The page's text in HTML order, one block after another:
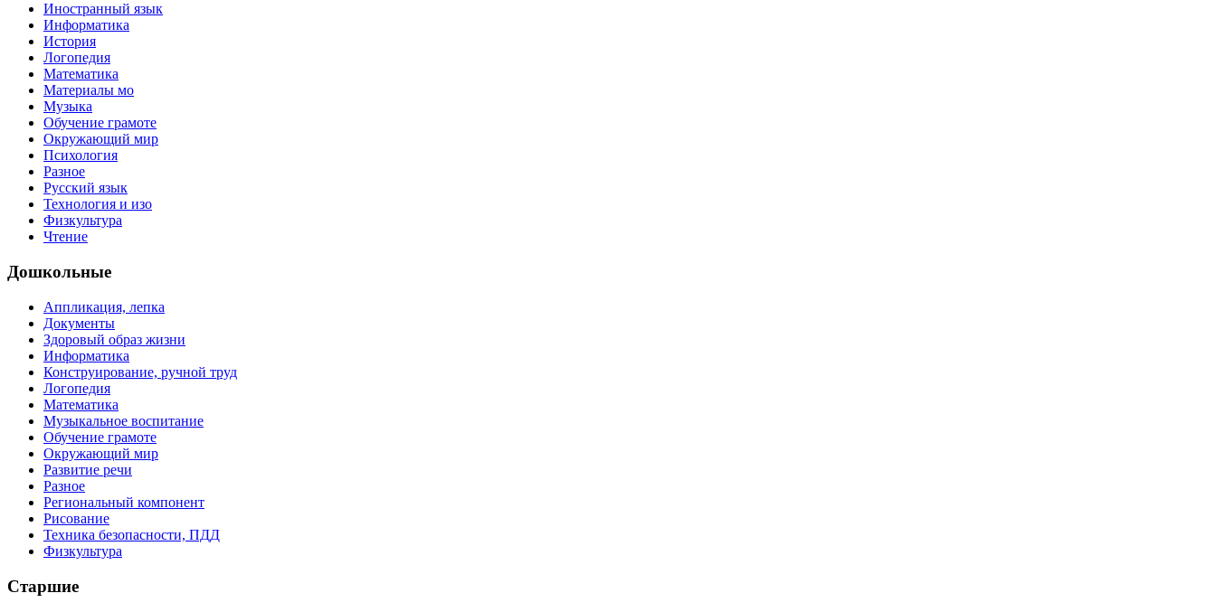
Иностранный язык
Информатика
История
Логопедия
Математика
Материалы мо
Музыка
Обучение грамоте
Окружающий мир
Психология
Разное
Русский язык
Технология и изо
Физкультура
Чтение
Дошкольные
Аппликация, лепка
Документы
Здоровый образ жизни
Информатика
Конструирование, ручной труд
Логопедия
Математика
Музыкальное воспитание
Обучение грамоте
Окружающий мир
Развитие речи
Разное
Региональный компонент
Рисование
Техника безопасности, ПДД
Физкультура
Старшие